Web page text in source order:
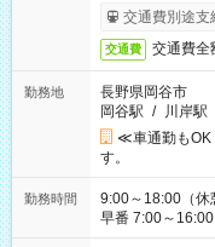
交通費別途支
交通費 交通費全
勤務地
長野県岡谷市
岡谷駅 / 川岸駅
≪車通勤もOK
す。
勤務時間
9:00～18:00（休憩60分） ■ご希望があれ
早番 7:00～16:00 遅番
い」 「余裕を持